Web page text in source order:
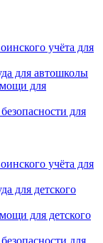
учёта для
для автошколы
для
для
учёта для
для детского
для детского
для